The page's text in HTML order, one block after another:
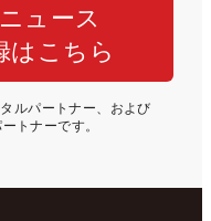
ュース
はこちら
ルパートナー、および
トナーです。